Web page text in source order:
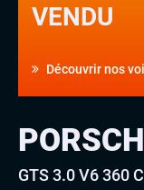
VENDU
Découvrir nos
GTS 3.0 V6 360